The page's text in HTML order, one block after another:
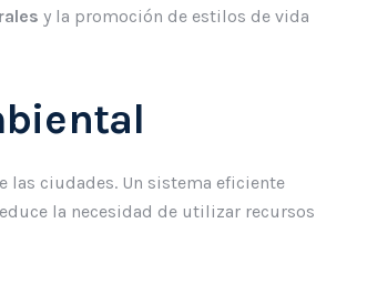
y la promoción de estilos de vida
ciudades. Un sistema eficiente
la necesidad de utilizar recursos